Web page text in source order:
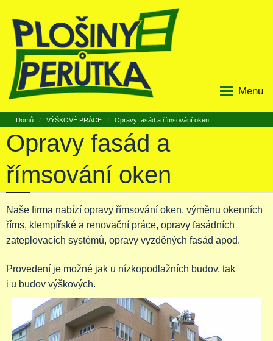
Menu
Domů VÝŠKOVÉ PRÁCE Opravy fasád a římsování oken
Opravy fasád a
římsování oken
Naše firma nabízí opravy římsování oken, výměnu okenních
říms, klempířské a renovační práce, opravy fasádních
zateplovacích systémů, opravy vyzděných fasád apod.
Provedení je možné jak u nízkopodlažních budov, tak
i u budov výškových.